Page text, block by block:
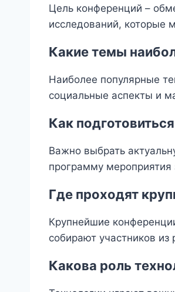
Цель конференций –
исследований, которые
Какие темы
Наиболее популярные
социальные аспекты и
Как
Важно выбрать
программу мероприятия
Где проходят
Крупнейшие
собирают участников из
Какова роль